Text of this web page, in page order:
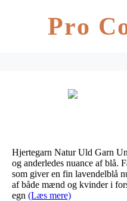
Pro
Hjertegarn Natur Uld Garn
og anderledes nuance af blå.
som giver en fin lavendelblå
af både mænd og kvinder i
egn (Læs mere)